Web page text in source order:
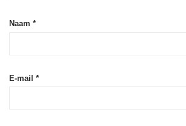
Naam *
E-mail *